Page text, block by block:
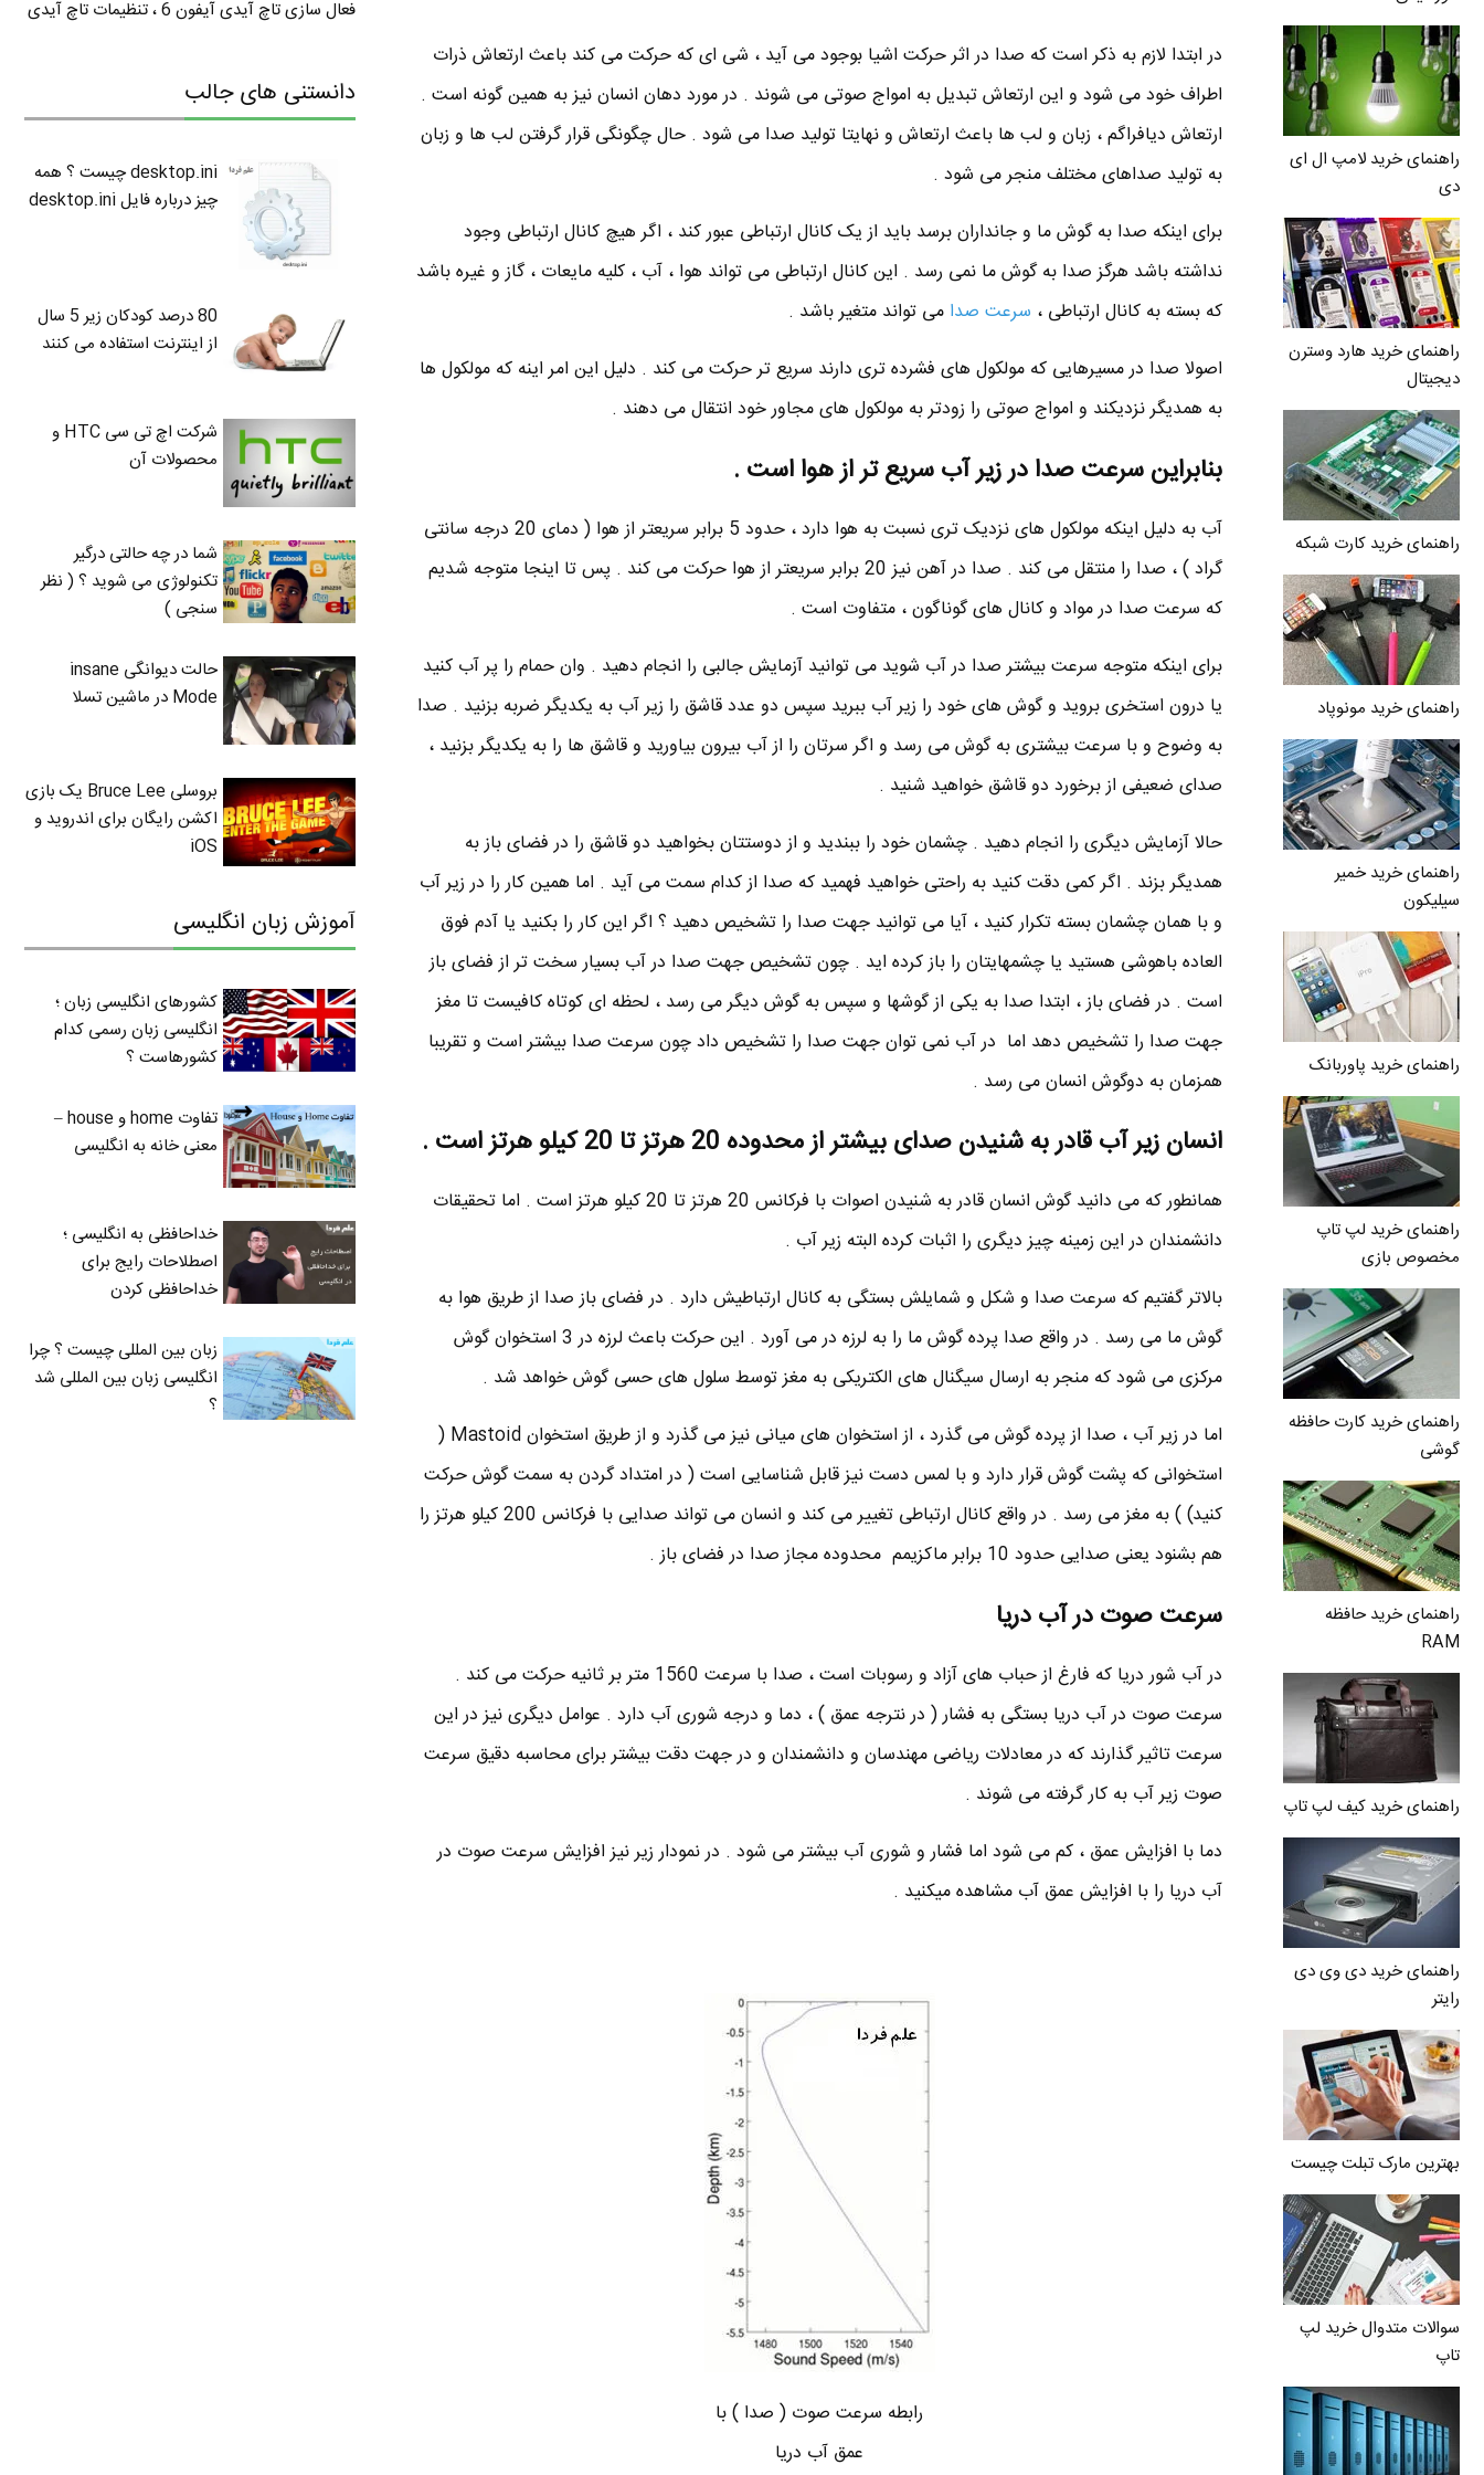
راهنمای خرید لامپ ال ای
دی
راهنمای خرید هارد وسترن
دیجیتال
راهنمای خرید کارت شبکه
راهنمای خرید مونوپاد
راهنمای خرید خمیر
سیلیکون
راهنمای خرید پاوربانک
راهنمای خرید لپ تاپ
مخصوص بازی
راهنمای خرید کارت حافظه
گوشی
راهنمای خرید حافظه
RAM
راهنمای خرید کیف لپ تاپ
راهنمای خرید دی وی دی
رایتر
بهترین مارک تبلت چیست
سوالات متدوال خرید لپ
تاپ
در ابتدا لازم به ذکر است که صدا در اثر حرکت اشیا بوجود می آید ، شی ای که حرکت می کند باعث ارتعاش ذرات
اطراف خود می شود و این ارتعاش تبدیل به امواج صوتی می شوند . در مورد دهان انسان نیز به همین گونه است .
ارتعاش دیافراگم ، زبان و لب ها باعث ارتعاش و نهایتا تولید صدا می شود . حال چگونگی قرار گرفتن لب ها و زبان
به تولید صداهای مختلف منجر می شود .
برای اینکه صدا به گوش ما و جانداران برسد باید از یک کانال ارتباطی عبور کند ، اگر هیچ کانال ارتباطی وجود
نداشته باشد هرگز صدا به گوش ما نمی رسد . این کانال ارتباطی می تواند هوا ، آب ، کلیه مایعات ، گاز و غیره باشد
که بسته به کانال ارتباطی ، سرعت صدا می تواند متغیر باشد .
اصولا صدا در مسیرهایی که مولکول های فشرده تری دارند سریع تر حرکت می کند . دلیل این امر اینه که مولکول ها
به همدیگر نزدیکند و امواج صوتی را زودتر به مولکول های مجاور خود انتقال می دهند .
بنابراین سرعت صدا در زیر آب سریع تر از هوا است .
آب به دلیل اینکه مولکول های نزدیک تری نسبت به هوا دارد ، حدود 5 برابر سریعتر از هوا ( دمای 20 درجه سانتی
گراد ) ، صدا را منتقل می کند . صدا در آهن نیز 20 برابر سریعتر از هوا حرکت می کند . پس تا اینجا متوجه شدیم
که سرعت صدا در مواد و کانال های گوناگون ، متفاوت است .
برای اینکه متوجه سرعت بیشتر صدا در آب شوید می توانید آزمایش جالبی را انجام دهید . وان حمام را پر آب کنید
یا درون استخری بروید و گوش های خود را زیر آب ببرید سپس دو عدد قاشق را زیر آب به یکدیگر ضربه بزنید . صدا
به وضوح و با سرعت بیشتری به گوش می رسد و اگر سرتان را از آب بیرون بیاورید و قاشق ها را به یکدیگر بزنید ،
صدای ضعیفی از برخورد دو قاشق خواهید شنید .
حالا آزمایش دیگری را انجام دهید . چشمان خود را ببندید و از دوستتان بخواهید دو قاشق را در فضای باز به
همدیگر بزند . اگر کمی دقت کنید به راحتی خواهید فهمید که صدا از کدام سمت می آید . اما همین کار را در زیر آب
و با همان چشمان بسته تکرار کنید ، آیا می توانید جهت صدا را تشخیص دهید ؟ اگر این کار را بکنید یا آدم فوق
العاده باهوشی هستید یا چشمهایتان را باز کرده اید . چون تشخیص جهت صدا در آب بسیار سخت تر از فضای باز
است . در فضای باز ، ابتدا صدا به یکی از گوشها و سپس به گوش دیگر می رسد ، لحظه ای کوتاه کافیست تا مغز
جهت صدا را تشخیص دهد اما در آب نمی توان جهت صدا را تشخیص داد چون سرعت صدا بیشتر است و تقریبا
همزمان به دوگوش انسان می رسد .
انسان زیر آب قادر به شنیدن صدای بیشتر از محدوده 20 هرتز تا 20 کیلو هرتز است .
همانطور که می دانید گوش انسان قادر به شنیدن اصوات با فرکانس 20 هرتز تا 20 کیلو هرتز است . اما تحقیقات
دانشمندان در این زمینه چیز دیگری را اثبات کرده البته زیر آب .
بالاتر گفتیم که سرعت صدا و شکل و شمایلش بستگی به کانال ارتباطیش دارد . در فضای باز صدا از طریق هوا به
گوش ما می رسد . در واقع صدا پرده گوش ما را به لرزه در می آورد . این حرکت باعث لرزه در 3 استخوان گوش
مرکزی می شود که منجر به ارسال سیگنال های الکتریکی به مغز توسط سلول های حسی گوش خواهد شد .
اما در زیر آب ، صدا از پرده گوش می گذرد ، از استخوان های میانی نیز می گذرد و از طریق استخوان Mastoid (
استخوانی که پشت گوش قرار دارد و با لمس دست نیز قابل شناسایی است ( در امتداد گردن به سمت گوش حرکت
کنید) ) به مغز می رسد . در واقع کانال ارتباطی تغییر می کند و انسان می تواند صدایی با فرکانس 200 کیلو هرتز را
هم بشنود یعنی صدایی حدود 10 برابر ماکزیمم محدوده مجاز صدا در فضای باز .
سرعت صوت در آب دریا
در آب شور دریا که فارغ از حباب های آزاد و رسوبات است ، صدا با سرعت 1560 متر بر ثانیه حرکت می کند .
سرعت صوت در آب دریا بستگی به فشار ( در نترجه عمق ) ، دما و درجه شوری آب دارد . عوامل دیگری نیز در این
سرعت تاثیر گذارند که در معادلات ریاضی مهندسان و دانشمندان و در جهت دقت بیشتر برای محاسبه دقیق سرعت
صوت زیر آب به کار گرفته می شوند .
دما با افزایش عمق ، کم می شود اما فشار و شوری آب بیشتر می شود . در نمودار زیر نیز افزایش سرعت صوت در
آب دریا را با افزایش عمق آب مشاهده میکنید .
رابطه سرعت صوت ( صدا ) با
عمق آب دریا
فعال سازی تاچ آیدی آیفون 6 ، تنظیمات تاچ آیدی
دانستنی های جالب
desktop.ini چیست ؟ همه
چیز درباره فایل desktop.ini
80 درصد کودکان زیر 5 سال
از اینترنت استفاده می کنند
شرکت اچ تی سی HTC و
محصولات آن
شما در چه حالتی درگیر
تکنولوژی می شوید ؟ ( نظر
سنجی )
حالت دیوانگی insane
Mode در ماشین تسلا
بروسلی Bruce Lee یک بازی
اکشن رایگان برای اندروید و
iOS
آموزش زبان انگلیسی
کشورهای انگلیسی زبان ؛
انگلیسی زبان رسمی کدام
کشورهاست ؟
تفاوت home و house –
معنی خانه به انگلیسی
خداحافظی به انگلیسی ؛
اصطلاحات رایج برای
خداحافظی کردن
زبان بین المللی چیست ؟ چرا
انگلیسی زبان بین المللی شد
؟